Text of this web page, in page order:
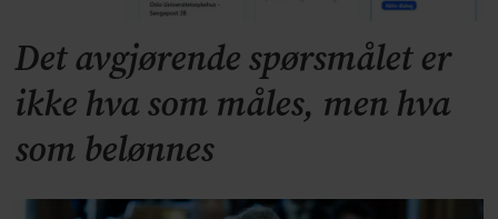
Det avgjørende spørsmålet er
ikke hva som måles, men hva
som belønnes